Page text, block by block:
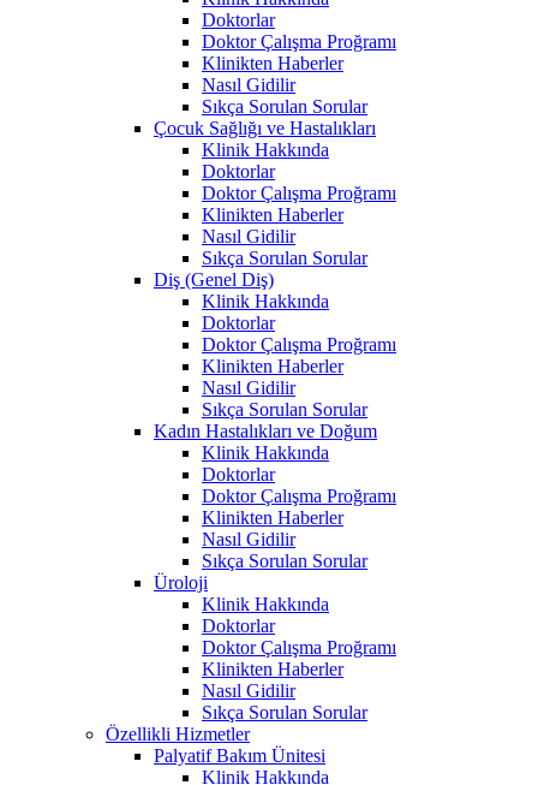
Doktorlar
Doktor Çalışma Proğramı
Klinikten Haberler
Nasıl Gidilir
Sıkça Sorulan Sorular
Çocuk Sağlığı ve Hastalıkları
Klinik Hakkında
Doktorlar
Doktor Çalışma Proğramı
Klinikten Haberler
Nasıl Gidilir
Sıkça Sorulan Sorular
Diş (Genel Diş)
Klinik Hakkında
Doktorlar
Doktor Çalışma Proğramı
Klinikten Haberler
Nasıl Gidilir
Sıkça Sorulan Sorular
Kadın Hastalıkları ve Doğum
Klinik Hakkında
Doktorlar
Doktor Çalışma Proğramı
Klinikten Haberler
Nasıl Gidilir
Sıkça Sorulan Sorular
Üroloji
Klinik Hakkında
Doktorlar
Doktor Çalışma Proğramı
Klinikten Haberler
Nasıl Gidilir
Sıkça Sorulan Sorular
Özellikli Hizmetler
Palyatif Bakım Ünitesi
Klinik Hakkında